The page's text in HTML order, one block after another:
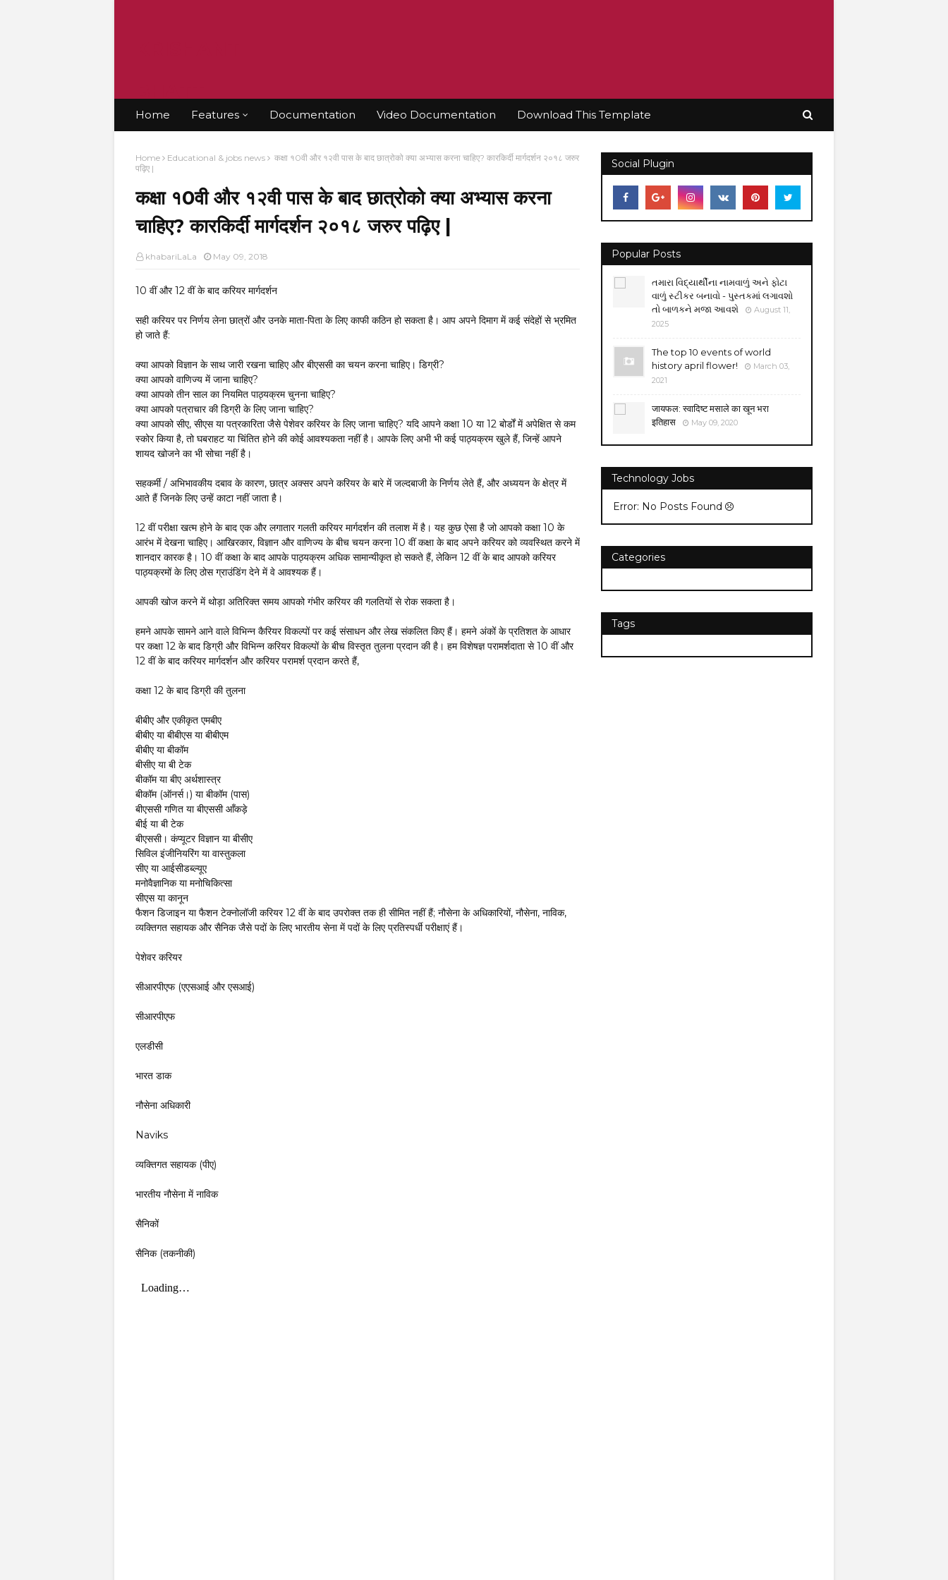
Home Features Documentation Video Documentation Download This Template
Home Educational & jobs news
कक्षा १0वी और १२वी पास के बाद छात्रोको क्या अभ्यास करना चाहिए? कारकिर्दी मार्गदर्शन २०१८ जरुर
पढ़िए |
कक्षा १0वी और १२वी पास के बाद छात्रोको क्या अभ्यास करना
चाहिए? कारकिर्दी मार्गदर्शन २०१८ जरुर पढ़िए |
khabariLaLa May 09, 2018
10 वीं और 12 वीं के बाद करियर मार्गदर्शन
सही करियर पर निर्णय लेना छात्रों और उनके माता-पिता के लिए काफी कठिन हो सकता है। आप अपने दिमाग में कई संदेहों से भ्रमित
हो जाते हैं:
क्या आपको विज्ञान के साथ जारी रखना चाहिए और बीएससी का चयन करना चाहिए। डिग्री?
क्या आपको वाणिज्य में जाना चाहिए?
क्या आपको तीन साल का नियमित पाठ्यक्रम चुनना चाहिए?
क्या आपको पत्राचार की डिग्री के लिए जाना चाहिए?
क्या आपको सीए, सीएस या पत्रकारिता जैसे पेशेवर करियर के लिए जाना चाहिए? यदि आपने कक्षा 10 या 12 बोर्डों में अपेक्षित से कम
स्कोर किया है, तो घबराहट या चिंतित होने की कोई आवश्यकता नहीं है। आपके लिए अभी भी कई पाठ्यक्रम खुले हैं, जिन्हें आपने
शायद खोजने का भी सोचा नहीं है।
सहकर्मी / अभिभावकीय दबाव के कारण, छात्र अक्सर अपने करियर के बारे में जल्दबाजी के निर्णय लेते हैं, और अध्ययन के क्षेत्र में
आते हैं जिनके लिए उन्हें काटा नहीं जाता है।
12 वीं परीक्षा खत्म होने के बाद एक और लगातार गलती करियर मार्गदर्शन की तलाश में है। यह कुछ ऐसा है जो आपको कक्षा 10 के
आरंभ में देखना चाहिए। आखिरकार, विज्ञान और वाणिज्य के बीच चयन करना 10 वीं कक्षा के बाद अपने करियर को व्यवस्थित करने में
शानदार कारक है। 10 वीं कक्षा के बाद आपके पाठ्यक्रम अधिक सामान्यीकृत हो सकते हैं, लेकिन 12 वीं के बाद आपको करियर
पाठ्यक्रमों के लिए ठोस ग्राउंडिंग देने में वे आवश्यक हैं।
आपकी खोज करने में थोड़ा अतिरिक्त समय आपको गंभीर करियर की गलतियों से रोक सकता है।
हमने आपके सामने आने वाले विभिन्न कैरियर विकल्पों पर कई संसाधन और लेख संकलित किए हैं। हमने अंकों के प्रतिशत के आधार
पर कक्षा 12 के बाद डिग्री और विभिन्न करियर विकल्पों के बीच विस्तृत तुलना प्रदान की है। हम विशेषज्ञ परामर्शदाता से 10 वीं और
12 वीं के बाद करियर मार्गदर्शन और करियर परामर्श प्रदान करते हैं,
कक्षा 12 के बाद डिग्री की तुलना
बीबीए और एकीकृत एमबीए
बीबीए या बीबीएस या बीबीएम
बीबीए या बीकॉम
बीसीए या बी टेक
बीकॉम या बीए अर्थशास्त्र
बीकॉम (ऑनर्स।) या बीकॉम (पास)
बीएससी गणित या बीएससी आँकड़े
बीई या बी टेक
बीएससी। कंप्यूटर विज्ञान या बीसीए
सिविल इंजीनियरिंग या वास्तुकला
सीए या आईसीडब्ल्यूए
मनोवैज्ञानिक या मनोचिकित्सा
सीएस या कानून
फैशन डिजाइन या फैशन टेक्नोलॉजी करियर 12 वीं के बाद उपरोक्त तक ही सीमित नहीं हैं; नौसेना के अधिकारियों, नौसेना, नाविक,
व्यक्तिगत सहायक और सैनिक जैसे पदों के लिए भारतीय सेना में पदों के लिए प्रतिस्पर्धी परीक्षाएं हैं।
पेशेवर करियर
सीआरपीएफ (एएसआई और एसआई)
सीआरपीएफ
एलडीसी
भारत डाक
नौसेना अधिकारी
Naviks
व्यक्तिगत सहायक (पीए)
भारतीय नौसेना में नाविक
सैनिकों
सैनिक (तकनीकी)
Social Plugin
Popular Posts
તમારા વિદ્યાર્થીના નામવાળું અને ફોટા
વાળું સ્ટીકર બનાવો - પુસ્તકમાં લગાવશો
તો બાળકને મજા આવશે
August 11,
2025
The top 10 events of world
history april flower!
March 03,
2021
जायफल: स्वादिष्ट मसाले का खून भरा
इतिहास
May 09, 2020
Technology Jobs
Error: No Posts Found
Categories
Tags